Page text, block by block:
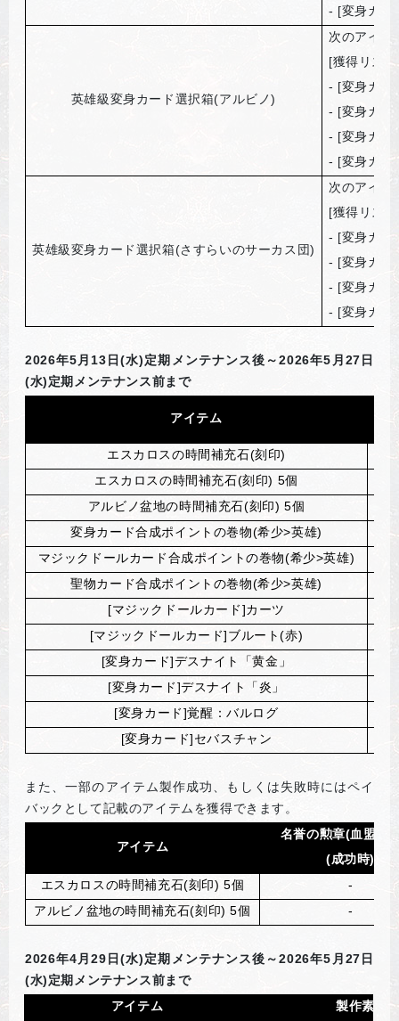
- [変身カー
英雄級変身カード選択箱(アルビノ)
次のアイテ
[獲得リス
- [変身カー
- [変身カー
- [変身カー
- [変身カー
英雄級変身カード選択箱(さすらいのサーカス団)
次のアイテ
[獲得リス
- [変身カー
- [変身カー
- [変身カー
- [変身カー
2026年5月13日(水)定期メンテナンス後～2026年5月27日
(水)定期メンテナンス前まで
アイテム
エスカロスの時間補充石(刻印)
エスカロスの時間補充石(刻印) 5個
アルビノ盆地の時間補充石(刻印) 5個
変身カード合成ポイントの巻物(希少>英雄)
マジックドールカード合成ポイントの巻物(希少>英雄)
聖物カード合成ポイントの巻物(希少>英雄)
[マジックドールカード]カーツ
[マジックドールカード]ブルート(赤)
マ
[変身カード]デスナイト「黄金」
[変身カード]デスナイト「炎」
[変身カード]覚醒：バルログ
[変身カード]セバスチャン
また、一部のアイテム製作成功、もしくは失敗時にはペイ
バックとして記載のアイテムを獲得できます。
アイテム
名誉の勲章(血盟員
(成功時)
エスカロスの時間補充石(刻印) 5個
-
アルビノ盆地の時間補充石(刻印) 5個
-
2026年4月29日(水)定期メンテナンス後～2026年5月27日
(水)定期メンテナンス前まで
アイテム
製作素材